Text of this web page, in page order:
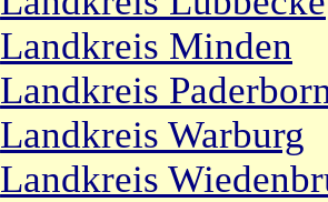
Landkreis Minden
Landkreis
Landkreis Warburg
Landkreis